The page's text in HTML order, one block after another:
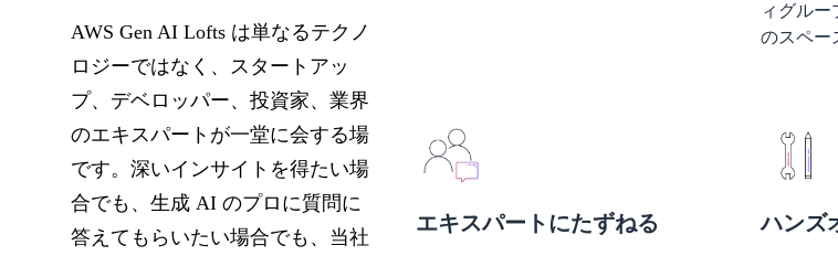
AWS Gen AI Lofts は単なるテクノ
ロジーではなく、スタートアッ
プ、デベロッパー、投資家、業界
のエキスパートが一堂に会する場
です。深いインサイトを得たい場
合でも、生成 AI のプロに質問に
答えてもらいたい場合でも、当社
ィグル
のスペー
エキスパートにたずねる ハンズ